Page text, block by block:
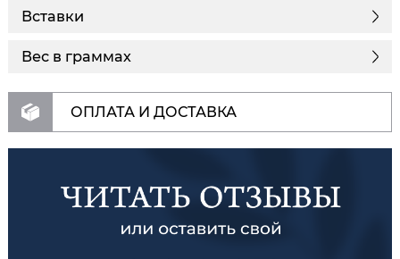
Вставки
Вес в граммах
ОПЛАТА И ДОСТАВКА